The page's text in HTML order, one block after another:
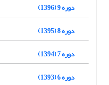
دوره 9 (1396)
دوره 8 (1395)
دوره 7 (1394)
دوره 6 (1393)